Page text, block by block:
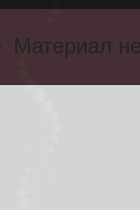
Материал